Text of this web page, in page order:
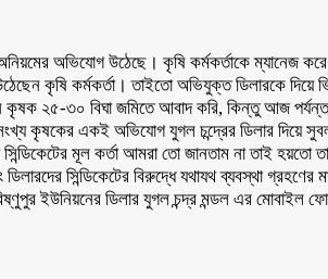
অভিযোগ উঠেছে। কৃষি কর্মকর্তাকে ম্যানেজ
কর্মকর্তা। তাইতো অভিযুক্ত ডিলারকে দিয়ে
৩০ বিঘা জমিতে আবাদ করি, কিন্তু আজ পর্যন্ত
কৃষকের একই অভিযোগ যুগল চন্দ্রের ডিলার দিয়ে
মূল কর্তা আমরা তো জানতাম না তাই
সিন্ডিকেটের বিরুদ্ধে যথাযথ ব্যবস্থা গ্রহণের
ইউনিয়নের ডিলার যুগল চন্দ্র মন্ডল এর মোবাইল